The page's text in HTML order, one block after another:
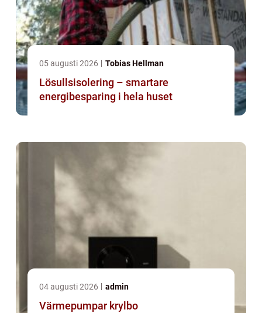
05 augusti 2026 Tobias Hellman
Lösullsisolering – smartare
energibesparing i hela huset
04 augusti 2026 admin
Värmepumpar krylbo